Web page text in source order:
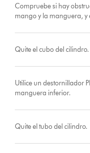
Compruebe si hay
mango y la manguera, y
Quite el cubo del cilindro.
Utilice un destornillador
manguera inferior.
Quite el tubo del cilindro.